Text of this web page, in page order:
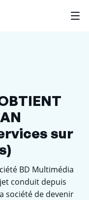
sur
BD Multimédia
conduit depuis
société de devenir